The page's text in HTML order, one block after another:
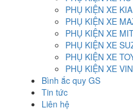
PHỤ KIỆN XE KIA
PHỤ KIỆN XE
PHỤ KIỆN XE
PHỤ KIỆN XE
PHỤ KIỆN XE
PHỤ KIỆN XE
Bình ắc quy GS
Tin tức
Liên hệ